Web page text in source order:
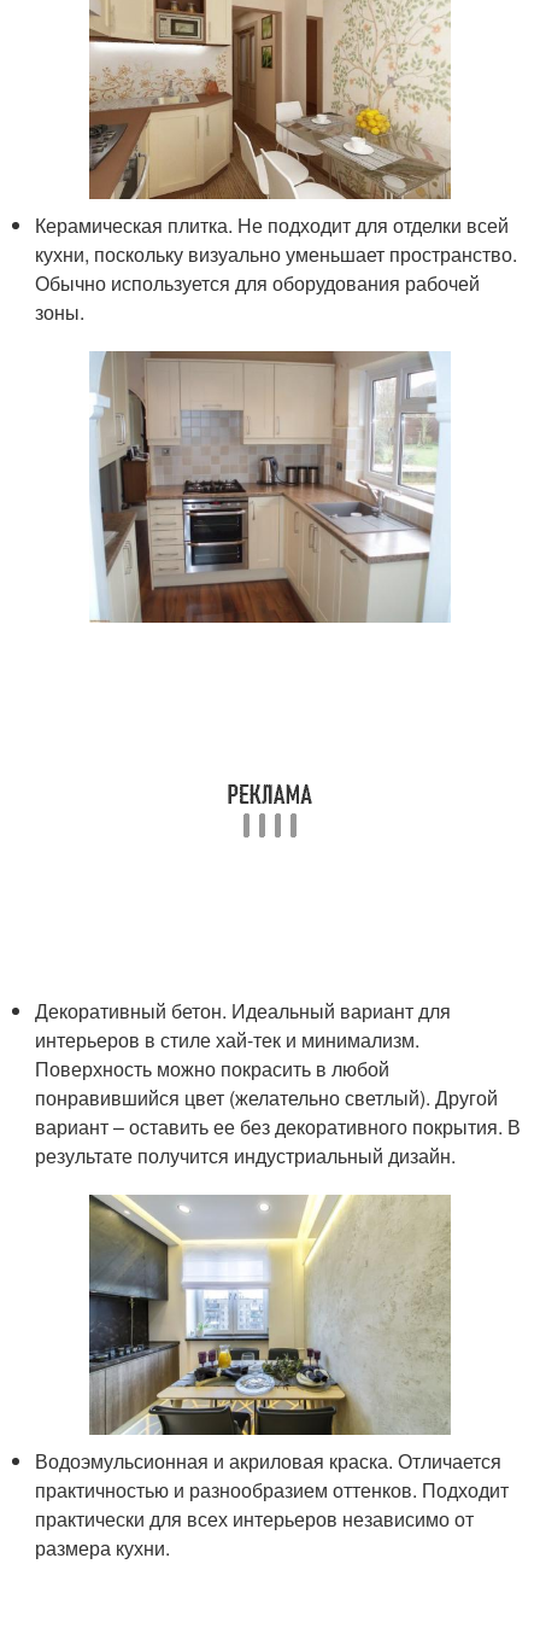
Керамическая плитка. Не подходит для отделки всей
кухни, поскольку визуально уменьшает пространство.
Обычно используется для оборудования рабочей
зоны.
Декоративный бетон. Идеальный вариант для
интерьеров в стиле хай-тек и минимализм.
Поверхность можно покрасить в любой
понравившийся цвет (желательно светлый). Другой
вариант – оставить ее без декоративного покрытия. В
результате получится индустриальный дизайн.
Водоэмульсионная и акриловая краска. Отличается
практичностью и разнообразием оттенков. Подходит
практически для всех интерьеров независимо от
размера кухни.